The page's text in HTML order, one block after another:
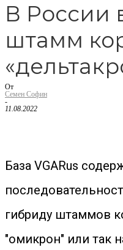
В России
штамм
От
Семен Софин
-
11.08.2022
База VGARus
гибриду штаммов
"омикрон" или так